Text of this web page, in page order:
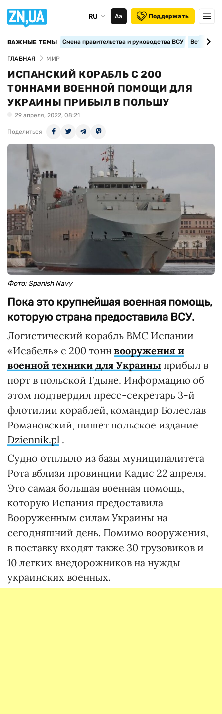
RU Аа Поддержать
ВАЖНЫЕ ТЕМЫ Смена правительства и руководства ВСУ
ГЛАВНАЯ МИР
ИСПАНСКИЙ КОРАБЛЬ С 200
ТОННАМИ ВОЕННОЙ ПОМОЩИ ДЛЯ
УКРАИНЫ ПРИБЫЛ В ПОЛЬШУ
29 апреля, 2022, 08:21
Поделиться
Фото: Spanish Navy
Пока это крупнейшая военная помощь,
которую страна предоставила ВСУ.
Логистический корабль ВМС Испании
«Исабель» с 200 тонн вооружения и
военной техники для Украины прибыл в
порт в польской Гдыне. Информацию об
этом подтвердил пресс-секретарь 3-й
флотилии кораблей, командир Болеслав
Романовский, пишет польское издание
Dziennik.pl .
Судно отплыло из базы муниципалитета
Рота вблизи провинции Кадис 22 апреля.
Это самая большая военная помощь,
которую Испания предоставила
Вооруженным силам Украины на
сегодняшний день. Помимо вооружения,
в поставку входят также 30 грузовиков и
10 легких внедорожников на нужды
украинских военных.